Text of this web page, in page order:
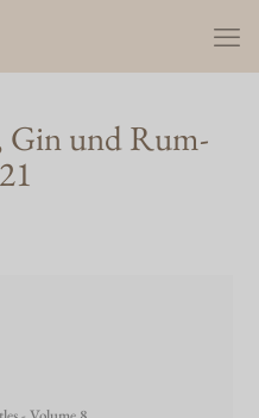
Gin und Rum-